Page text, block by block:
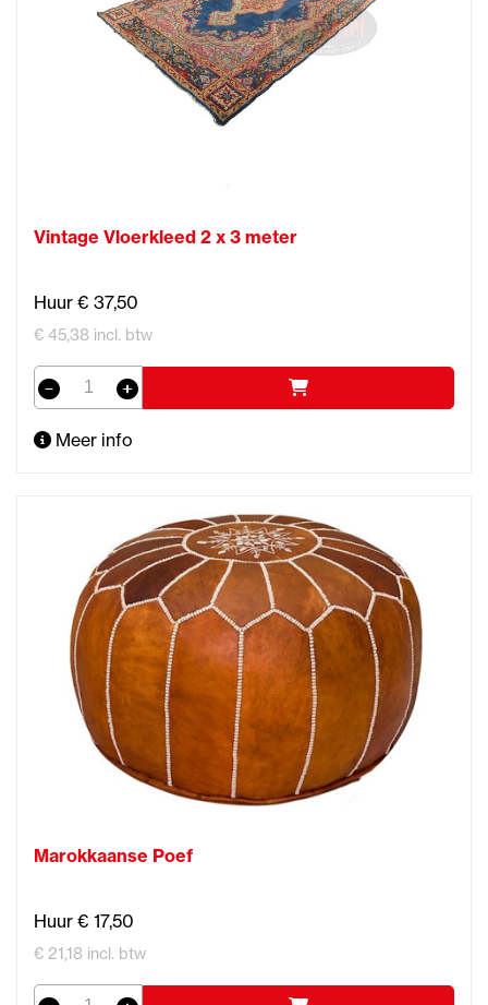
Vintage Vloerkleed 2 x 3 meter
Huur € 37,50
€ 45,38 incl. btw
Meer info
Marokkaanse Poef
Huur € 17,50
€ 21,18 incl. btw